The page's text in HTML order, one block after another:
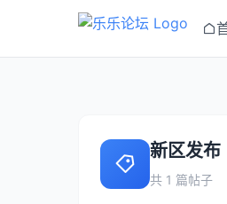
新区发布
共 1 篇帖子